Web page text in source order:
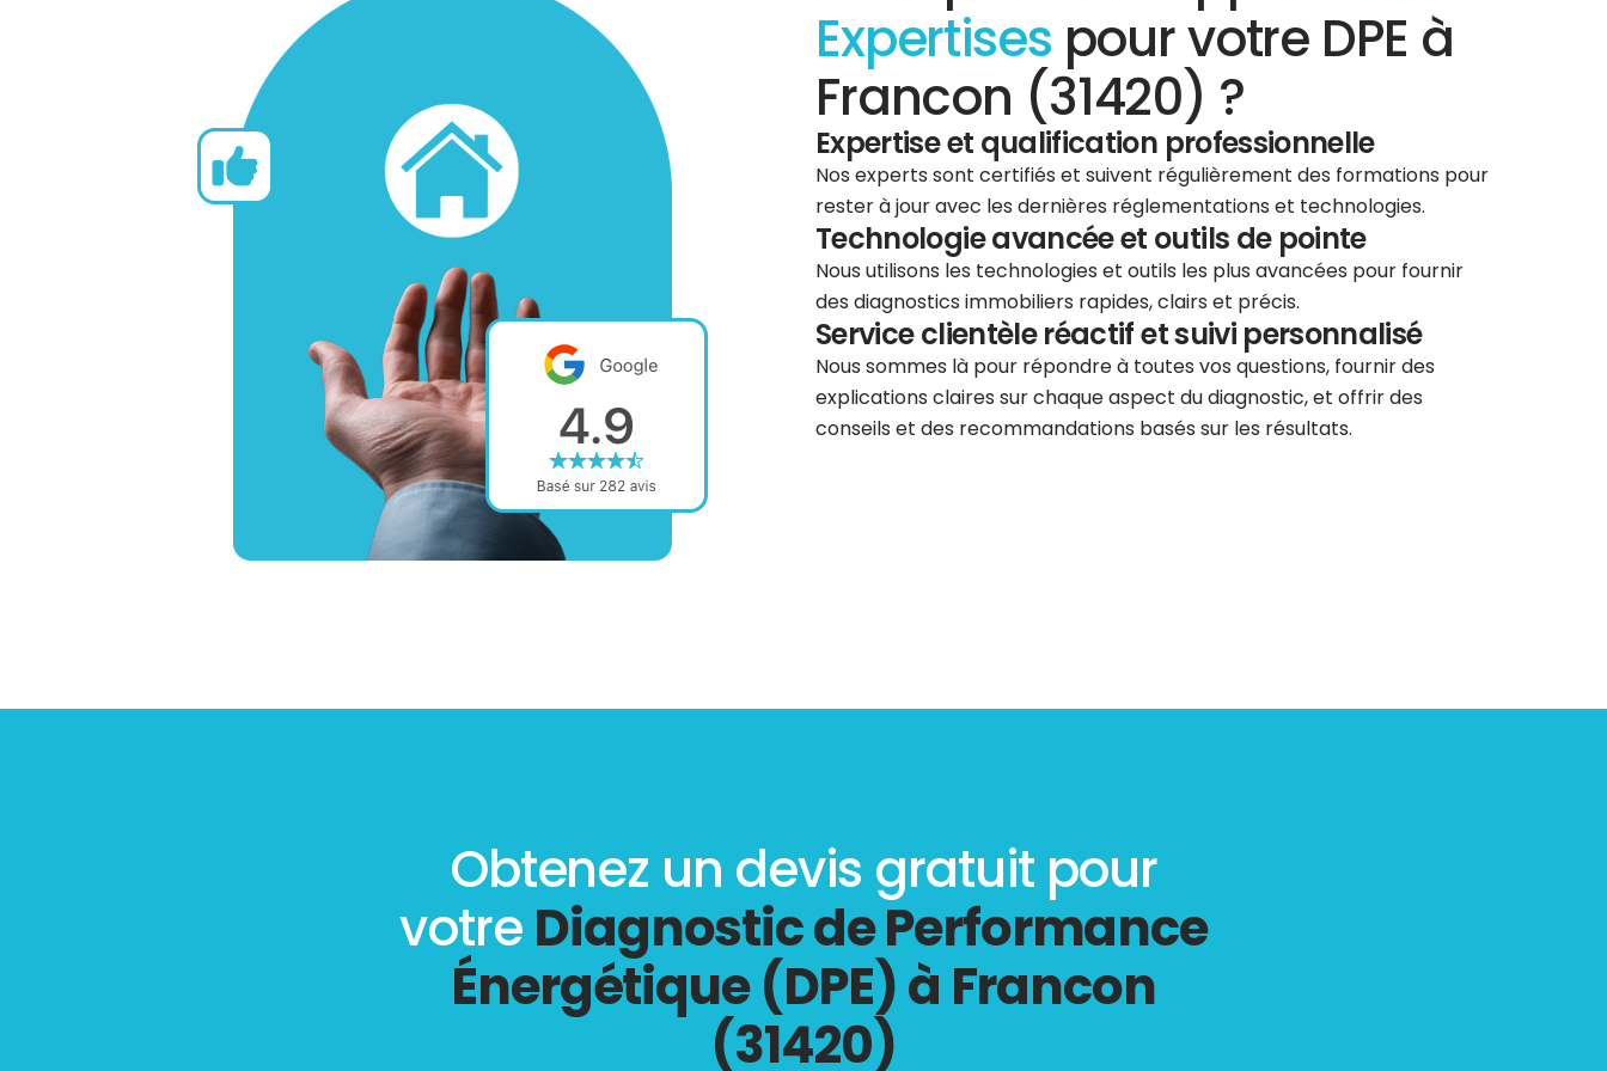
Expertises pour votre DPE à
Francon (31420) ?
Expertise et qualification professionnelle
Nos experts sont certifiés et suivent régulièrement des formations pour
rester à jour avec les dernières réglementations et technologies.
Technologie avancée et outils de pointe
Nous utilisons les technologies et outils les plus avancées pour fournir
des diagnostics immobiliers rapides, clairs et précis.
Service clientèle réactif et suivi personnalisé
Nous sommes là pour répondre à toutes vos questions, fournir des
explications claires sur chaque aspect du diagnostic, et offrir des
conseils et des recommandations basés sur les résultats.
Obtenez un devis gratuit pour
votre Diagnostic de Performance
Énergétique (DPE) à Francon
(31420)